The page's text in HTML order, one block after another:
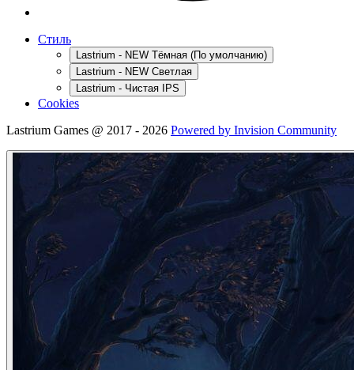
Стиль
Lastrium - NEW Тёмная (По умолчанию)
Lastrium - NEW Светлая
Lastrium - Чистая IPS
Cookies
Lastrium Games @ 2017 - 2026 Powered by Invision Community